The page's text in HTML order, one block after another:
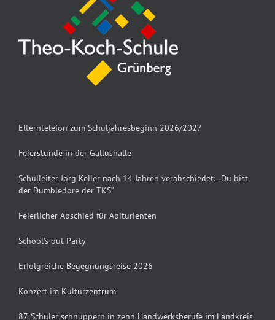
Elterntelefon zum Schuljahresbeginn 2026/2027
Feierstunde in der Gallushalle
Schulleiter Jörg Keller nach 14 Jahren verabschiedet: „Du bist
der Dumbledore der TKS“
Feierlicher Abschied für Abiturienten
School’s out Party
Erfolgreiche Begegnungsreise 2026
Konzert im Kulturzentrum
87 Schüler schnuppern in zehn Handwerksberufe im Landkreis